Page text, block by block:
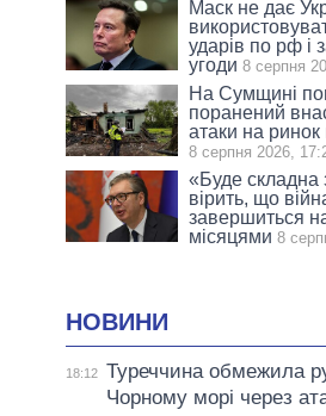
Маск не дає
ударів по рф і
угоди 8 серпня
На Сумщині
поранений
атаки на ринок
8 серпня 2026,
«Буде складна
вірить, що
завершиться
місяцями 8
НОВИНИ
18:12 Туреччина обмежила
Чорному морі через